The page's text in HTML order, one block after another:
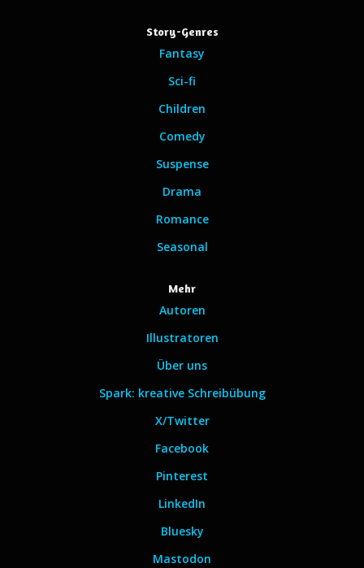
Story-Genres
Fantasy
Sci-fi
Children
Comedy
Suspense
Drama
Romance
Seasonal
Mehr
Autoren
Illustratoren
Über uns
Spark: kreative Schreibübung
X/Twitter
Facebook
Pinterest
LinkedIn
Bluesky
Mastodon